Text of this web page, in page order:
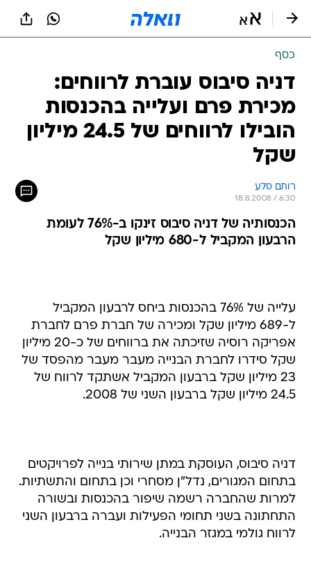
כסף
דניה סיבוס עוברת לרווחים:
מכירת פרם ועלייה בהכנסות
הובילו לרווחים של 24.5 מיליון
שקל
רותם סלע
18.8.2008 / 6:30
הכנסותיה של דניה סיבוס זינקו ב-76% לעומת
הרבעון המקביל ל-680 מיליון שקל
עלייה של 76% בהכנסות ביחס לרבעון המקביל
ל-689 מיליון שקל ומכירה של חברת פרם לחברת
אפריקה רוסיה שזיכתה את ברווחים של כ-20 מיליון
שקל סידרו לחברת הבנייה מעבר מעבר מהפסד של
23 מיליון שקל ברבעון המקביל אשתקד לרווח של
24.5 מיליון שקל ברבעון השני של 2008.
דניה סיבוס, העוסקת במתן שירותי בנייה לפרויקטים
בתחום המגורים, נדל"ן מסחרי וכן בתחום והתשתיות.
למרות שהחברה רשמה שיפור בהכנסות ובשורה
התחתונה בשני תחומי הפעילות ועברה ברבעון השני
לרווח גולמי במגזר הבנייה.